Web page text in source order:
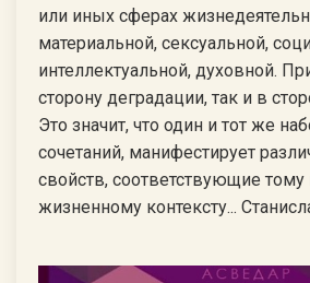
или иных сферах
материальной, сексуальной,
интеллектуальной, духовной.
сторону деградации, так и в
Это значит, что один и тот же
сочетаний, манифестирует
свойств, соответствующие
жизненному контексту...